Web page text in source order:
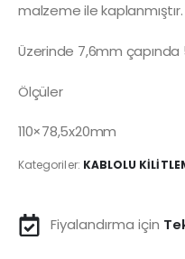
malzeme ile kaplanmıştır.
Üzerinde 7,6mm çapında
Ölçüler
110×78,5x20mm
Kategoriler: KABLOLU
Fiyalandırma için